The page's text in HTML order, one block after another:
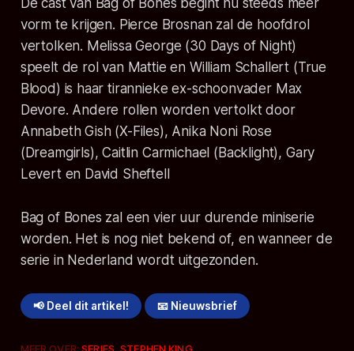
De cast van Bag of Bones begint nu steeds meer
vorm te krijgen. Pierce Brosnan zal de hoofdrol
vertolken. Melissa George (30 Days of Night)
speelt de rol van Mattie en William Schallert (True
Blood) is haar tirannieke ex-schoonvader Max
Devore. Andere rollen worden vertolkt door
Annabeth Gish (X-Files), Anika Noni Rose
(Dreamgirls), Caitlin Carmichael (Backlight), Gary
Levert en David Sheftell
Bag of Bones zal een vier uur durende miniserie
worden. Het is nog niet bekend of, en wanneer de
serie in Nederland wordt uitgezonden.
📢 Deel dit artikel! 📧 Nieuwsbrief